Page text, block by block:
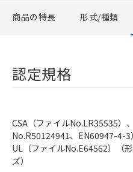
商品の特長 形式/種類
認定規格
CSA（ファイルNo.LR35535）
No.R50124941、EN60947-4-3）
UL（ファイルNo.E64562）
ズ）